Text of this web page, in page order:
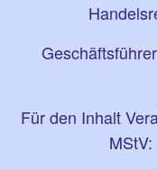
Für den Inhalt